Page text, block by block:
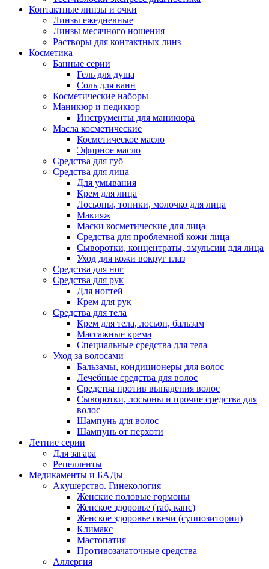
Контактные линзы и очки
Линзы ежедневные
Линзы месячного ношения
Растворы для контактных линз
Косметика
Банные серии
Гель для душа
Соль для ванн
Косметические наборы
Маникюр и педикюр
Инструменты для маникюра
Масла косметические
Косметическое масло
Эфирное масло
Средства для губ
Средства для лица
Для умывания
Крем для лица
Лосьоны, тоники, молочко для лица
Макияж
Маски косметические для лица
Средства для проблемной кожи лица
Сыворотки, концентраты, эмульсии для лица
Уход для кожи вокруг глаз
Средства для ног
Средства для рук
Для ногтей
Крем для рук
Средства для тела
Крем для тела, лосьон, бальзам
Массажные крема
Специальные средства для тела
Уход за волосами
Бальзамы, кондиционеры для волос
Лечебные средства для волос
Средства против выпадения волос
Сыворотки, лосьоны и прочие средства для
волос
Шампунь для волос
Шампунь от перхоти
Летние серии
Для загара
Репелленты
Медикаменты и БАДы
Акушерство. Гинекология
Женские половые гормоны
Женское здоровье (таб, капс)
Женское здоровье свечи (суппозитории)
Климакс
Мастопатия
Противозачаточные средства
Аллергия